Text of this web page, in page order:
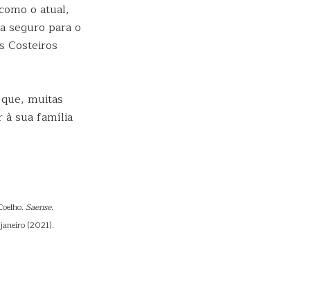
o atual,
seguro para o
Costeiros
muitas
à sua família
Saense.
(2021).